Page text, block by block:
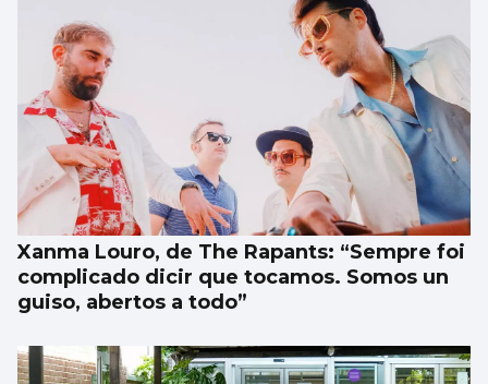
Xanma Louro, de The Rapants: “Sempre foi
complicado dicir que tocamos. Somos un
guiso, abertos a todo”